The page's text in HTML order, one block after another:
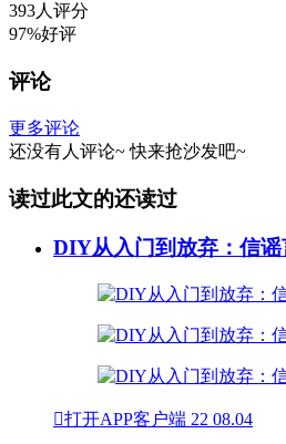
393人评分
97%好评
评论
更多评论
还没有人评论~ 快来抢沙发吧~
读过此文的还读过
DIY从入门到放弃：信
打开APP客户端 22 08.04